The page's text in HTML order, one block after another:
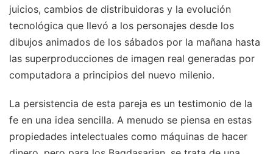
juicios, cambios de distribuidoras y la evolución
tecnológica que llevó a los personajes desde los
dibujos animados de los sábados por la mañana hasta
las superproducciones de imagen real generadas por
computadora a principios del nuevo milenio.
La persistencia de esta pareja es un testimonio de la
fe en una idea sencilla. A menudo se piensa en estas
propiedades intelectuales como máquinas de hacer